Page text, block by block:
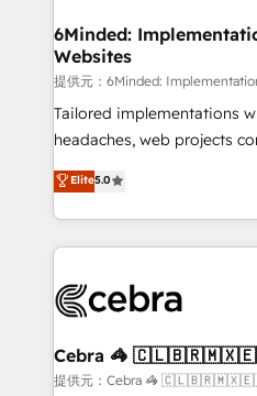
from other CRMs to
downtime. 🔹 RevOps Strategy: Align teams,
processes, and data to
Integrations: Connect
for better adoption. 🔹 Custom Solutions: Build
SOC 2 Type II and ISO
our commitment to data
6Minded:
Websites
提供元：6Minded:
Tailored implementations
headaches, web projects
house team of certified
developers, designers, and
aspects of your HubSpot. ✨ 400+ global clients ✨
100+ seamless migrations
implementations, and
CS: 245% organic growth &
full-funnel HubSpot project
Elite5.0
Cebra 🦓
提供元：Cebra 🦓